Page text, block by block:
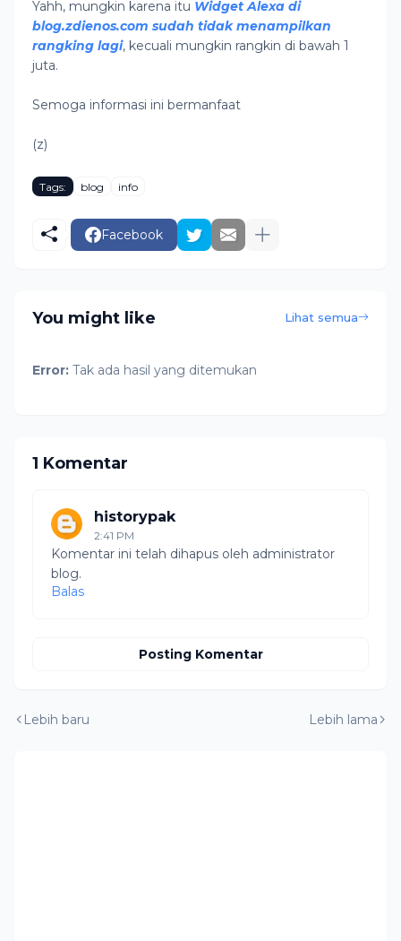
Yahh, mungkin karena itu Widget Alexa di
blog.zdienos.com sudah tidak menampilkan
rangking lagi, kecuali mungkin rangkin di bawah 1
juta.
Semoga informasi ini bermanfaat
(z)
Tags: blog info
Facebook
You might like Lihat semua
Error: Tak ada hasil yang ditemukan
1 Komentar
historypak
2:41 PM
Komentar ini telah dihapus oleh administrator
blog.
Balas
Posting Komentar
Lebih baru Lebih lama